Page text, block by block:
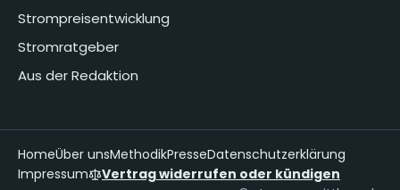
Strompreisentwicklung
Stromratgeber
Aus der Redaktion
HomeÜber unsMethodikPresseDatenschutzerklärung
Impressum
Vertrag widerrufen oder kündigen